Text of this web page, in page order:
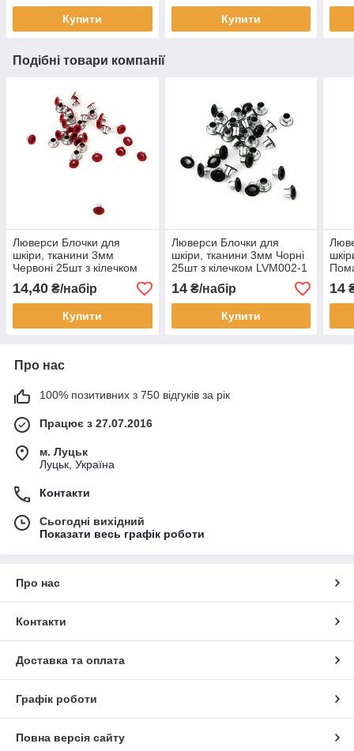
Купити Купити
Подібні товари компанії
Люверси Блочки для
шкіри, тканини 3мм
Червоні 25шт з кілечком
LVM002-3
14,40 ₴/набір
Купити
Люверси Блочки для
шкіри, тканини 3мм Чорні
25шт з кілечком LVM002-1
14₴/набір
Купити
14
Про нас
100% позитивних з 750 відгуків за рік
Працює з 27.07.2016
м. Луцьк
Луцьк, Україна
Контакти
Сьогодні вихідний
Показати весь графік роботи
Про нас
Контакти
Доставка та оплата
Графік роботи
Повна версія сайту